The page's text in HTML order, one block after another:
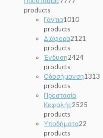
products
Γάντια1010
products
Διάφορα21 21
products
Ένδυση2424
products
Οδοσήμανση1313
products
Προστασία
Κεφαλής2525
products
Υποδήματα22
products